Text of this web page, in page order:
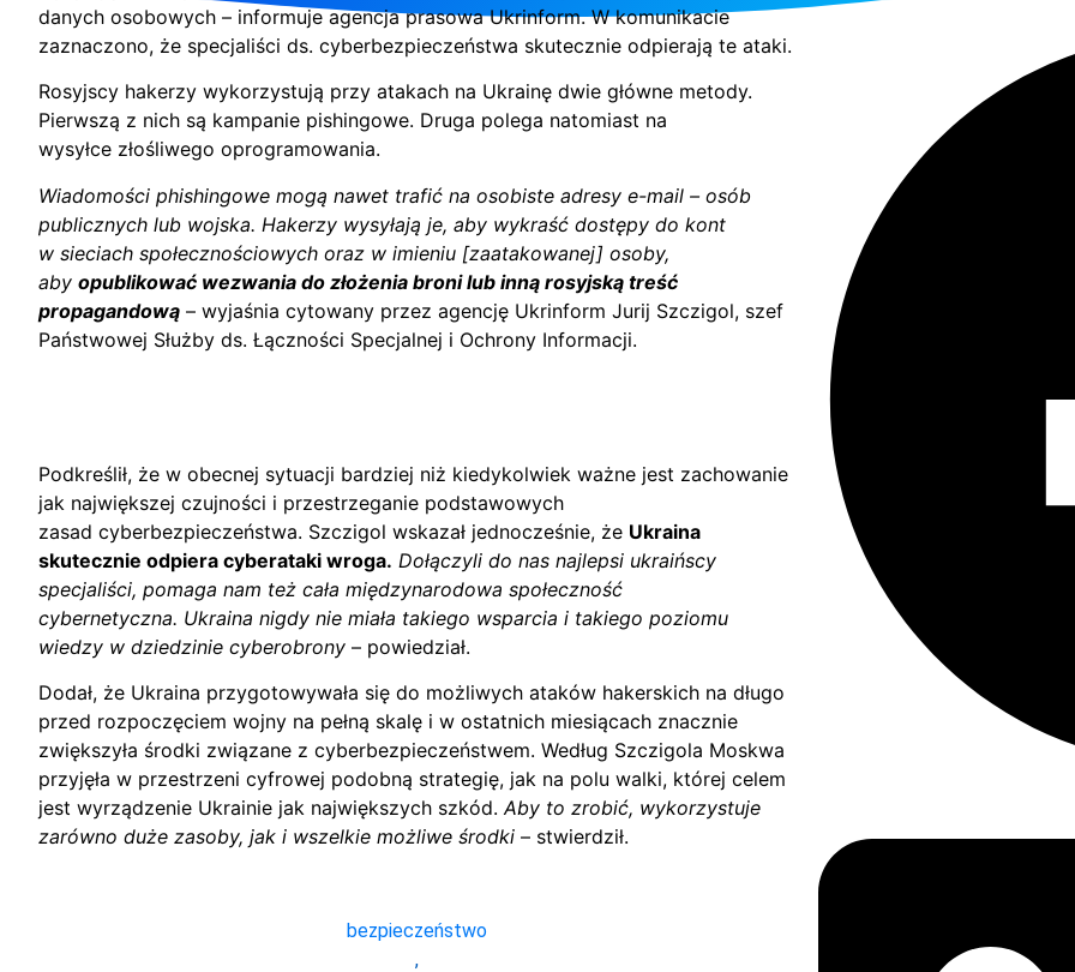
danych osobowych – informuje agencja prasowa Ukrinform. W komunikacie
zaznaczono, że specjaliści ds. cyberbezpieczeństwa skutecznie odpierają te ataki.
Rosyjscy hakerzy wykorzystują przy atakach na Ukrainę dwie główne metody.
Pierwszą z nich są kampanie pishingowe. Druga polega natomiast na
wysyłce złośliwego oprogramowania.
Wiadomości phishingowe mogą nawet trafić na osobiste adresy e-mail – osób
publicznych lub wojska. Hakerzy wysyłają je, aby wykraść dostępy do kont
w sieciach społecznościowych oraz w imieniu [zaatakowanej] osoby,
aby opublikować wezwania do złożenia broni lub inną rosyjską treść
propagandową – wyjaśnia cytowany przez agencję Ukrinform Jurij Szczigol, szef
Państwowej Służby ds. Łączności Specjalnej i Ochrony Informacji.
Podkreślił, że w obecnej sytuacji bardziej niż kiedykolwiek ważne jest zachowanie
jak największej czujności i przestrzeganie podstawowych
zasad cyberbezpieczeństwa. Szczigol wskazał jednocześnie, że Ukraina
skutecznie odpiera cyberataki wroga. Dołączyli do nas najlepsi ukraińscy
specjaliści, pomaga nam też cała międzynarodowa społeczność
cybernetyczna. Ukraina nigdy nie miała takiego wsparcia i takiego poziomu
wiedzy w dziedzinie cyberobrony – powiedział.
Dodał, że Ukraina przygotowywała się do możliwych ataków hakerskich na długo
przed rozpoczęciem wojny na pełną skalę i w ostatnich miesiącach znacznie
zwiększyła środki związane z cyberbezpieczeństwem. Według Szczigola Moskwa
przyjęła w przestrzeni cyfrowej podobną strategię, jak na polu walki, której celem
jest wyrządzenie Ukrainie jak największych szkód.Aby to zrobić, wykorzystuje
zarówno duże zasoby, jak i wszelkie możliwe środki – stwierdził.
bezpieczeństwo
,